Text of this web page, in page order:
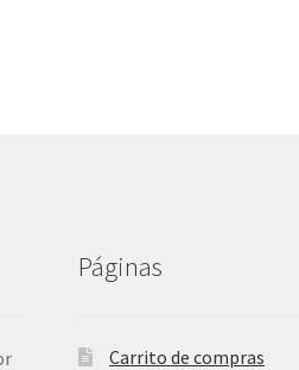
Páginas
Carrito de compras